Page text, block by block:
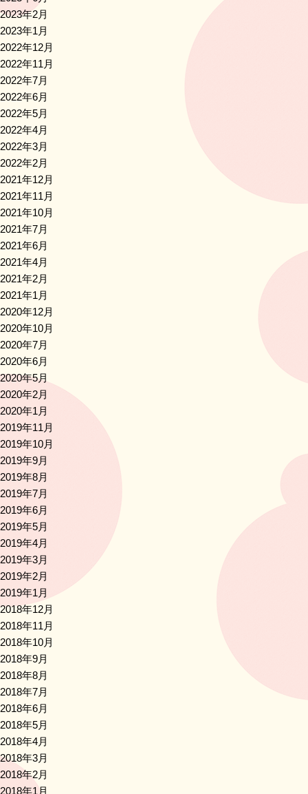
2023年2月
2023年1月
2022年12月
2022年11月
2022年7月
2022年6月
2022年5月
2022年4月
2022年3月
2022年2月
2021年12月
2021年11月
2021年10月
2021年7月
2021年6月
2021年4月
2021年2月
2021年1月
2020年12月
2020年10月
2020年7月
2020年6月
2020年5月
2020年2月
2020年1月
2019年11月
2019年10月
2019年9月
2019年8月
2019年7月
2019年6月
2019年5月
2019年4月
2019年3月
2019年2月
2019年1月
2018年12月
2018年11月
2018年10月
2018年9月
2018年8月
2018年7月
2018年6月
2018年5月
2018年4月
2018年3月
2018年2月
2018年1月